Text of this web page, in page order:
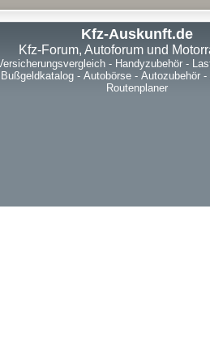
Kfz-Auskunft.de
Kfz-Forum, Autoforum und
- Handyzubehör-
Bußgeldkatalog - Autobörse - Autozubehör -
Routenplaner